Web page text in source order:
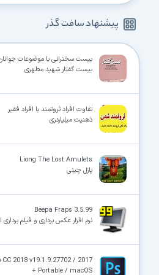
پیشنهاد سافت گذر
بیست سخنرانی با موضوعات
بیست گفتار شهید مطهری
تفاوت افراد ثروتمند با افراد فقیر
ذهنیت میلیاردری
Liong The Lost Amulets
پازل چینی
Beepa Fraps 3.5.99
نرم افزار عکس برداری و فیلم برداری
CC 2018 v19.1.9.27702 / 2017
+ Portable / macOS